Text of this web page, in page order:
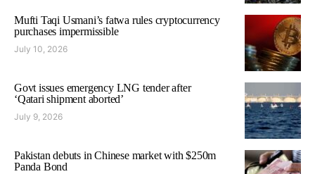
Mufti Taqi Usmani’s fatwa rules cryptocurrency
purchases impermissible
July 10, 2026
Govt issues emergency LNG tender after
‘Qatari shipment aborted’
July 9, 2026
Pakistan debuts in Chinese market with $250m
Panda Bond